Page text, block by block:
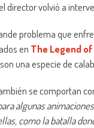
director volvió a
problema que
en The Legend
una especie de
se comportan
algunas
como la batalla